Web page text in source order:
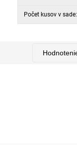
Počet kusov v sade: